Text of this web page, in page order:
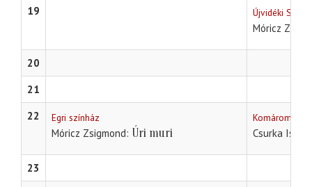
19 Újvidéki
Móricz
20
21
22
Egri színház
Móricz Zsigmond Úri muri
Komáromi
Csurka
23